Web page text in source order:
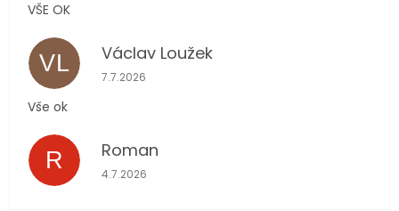
VŠE OK
VL Václav Loužek
Hodnocení obchodu je 5 z 5 hvězdiček.
7.7.2026
Vše ok
R Roman
Hodnocení obchodu je 5 z 5 hvězdiček.
4.7.2026